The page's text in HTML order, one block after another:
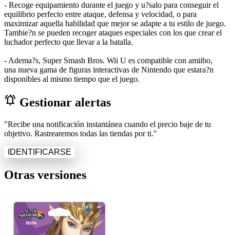
- Recoge equipamiento durante el juego y u?salo para conseguir el
equilibrio perfecto entre ataque, defensa y velocidad, o para
maximizar aquella habilidad que mejor se adapte a tu estilo de juego.
Tambie?n se pueden recoger ataques especiales con los que crear el
luchador perfecto que llevar a la batalla.
- Adema?s, Super Smash Bros. Wii U es compatible con amiibo,
una nueva gama de figuras interactivas de Nintendo que estara?n
disponibles al mismo tiempo que el juego.
notifications_active Gestionar alertas
"Recibe una notificación instantánea cuando el precio baje de tu
objetivo. Rastrearemos todas las tiendas por ti."
IDENTIFICARSE
Otras versiones